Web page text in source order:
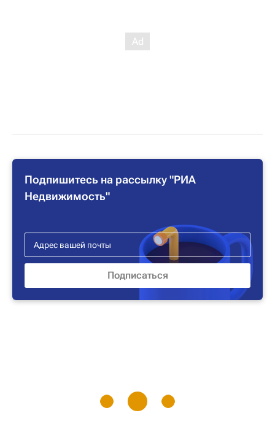
Подпишитесь на рассылку "РИА
Недвижимость"